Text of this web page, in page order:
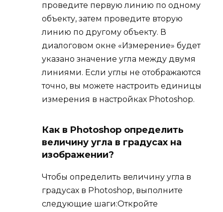
проведите первую линию по одному
объекту, затем проведите вторую
линию по другому объекту. В
диалоговом окне «Измерение» будет
указано значение угла между двумя
линиями. Если углы не отображаются
точно, вы можете настроить единицы
измерения в настройках Photoshop.
Как в Photoshop определить
величину угла в градусах на
изображении?
Чтобы определить величину угла в
градусах в Photoshop, выполните
следующие шаги:Откройте